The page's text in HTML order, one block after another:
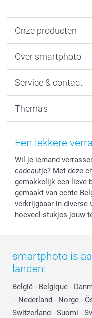
Onze producten
Fotoboeken
Fotocadeaus
Kaarten
Over smartphoto
Vacatures
Bestelproces
Herroepingsrecht
Cookiebeleid
Reviews
Prijslijst
Investor Relations
Service & contact
Tevredenheidsgarantie
Mijn orderstatus
smartfriends
service@smartphoto.nl
Affiliate
Partnerships
Influencer
Thema's
Baby
Vaderdag
Huwelijk
Een lekkere
Wil je iemand
cadeautje? Met deze
gemakkelijk een lieve
gemaakt van echte
verkrijgbaar in diverse
hoeveel stukjes jouw
smartphoto is
landen:
België - Belgique -
- Nederland - Norge -
Switzerland - Suomi -